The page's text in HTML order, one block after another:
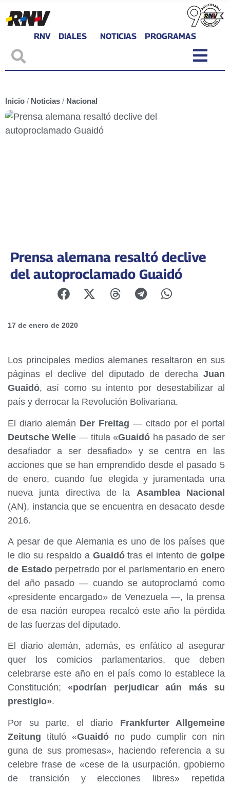
RNV DIALES NOTICIAS PROGRAMAS
Inicio / Noticias / Nacional
Prensa alemana resaltó declive
del autoproclamado Guaidó
17 de enero de 2020
Los principales medios alemanes resaltaron en sus
páginas el declive del diputado de derecha Juan
Guaidó, así como su intento por desestabilizar al
país y derrocar la Revolución Bolivariana.
El diario alemán Der Freitag — citado por el portal
Deutsche Welle — titula «Guaidó ha pasado de ser
desafiador a ser desafiado» y se centra en las
acciones que se han emprendido desde el pasado 5
de enero, cuando fue elegida y juramentada una
nueva junta directiva de la Asamblea Nacional
(AN), instancia que se encuentra en desacato desde
2016.
A pesar de que Alemania es uno de los países que
le dio su respaldo a Guaidótras el intento de golpe
de Estadoperpetrado por el parlamentario en enero
del año pasado — cuando se autoproclamó como
«presidente encargado» de Venezuela —, la prensa
de esa nación europea recalcó este año la pérdida
de las fuerzas del diputado.
El diario alemán, además, es enfático al asegurar
quer los comicios parlamentarios, que deben
celebrarse este año en el país como lo establece la
Constitución; «podrían perjudicar aún más su
prestigio».
Por su parte, el diario Frankfurter Allgemeine
Zeitung tituló «Guaidó no pudo cumplir con nin
guna de sus promesas», haciendo referencia a su
celebre frase de «cese de la usurpación, gpobierno
de transición y elecciones libres» repetida